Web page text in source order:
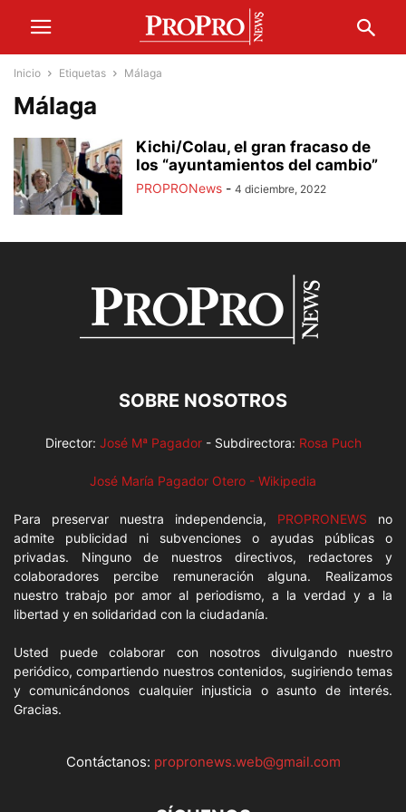
Inicio Etiquetas Málaga
Málaga
Kichi/Colau, el gran fracaso de
los “ayuntamientos del cambio”
PROPRONews - 4 diciembre, 2022
SOBRE NOSOTROS
Director: José Mª Pagador- Subdirectora: Rosa Puch
José María Pagador Otero - Wikipedia
Para preservar nuestra independencia, PROPRONEWS no
admite publicidad ni subvenciones o ayudas públicas o
privadas. Ninguno de nuestros directivos, redactores y
colaboradores percibe remuneración alguna. Realizamos
nuestro trabajo por amor al periodismo, a la verdad y a la
libertad y en solidaridad con la ciudadanía.
Usted puede colaborar con nosotros divulgando nuestro
periódico, compartiendo nuestros contenidos, sugiriendo temas
y comunicándonos cualquier injusticia o asunto de interés.
Gracias.
Contáctanos: propronews.web@gmail.com